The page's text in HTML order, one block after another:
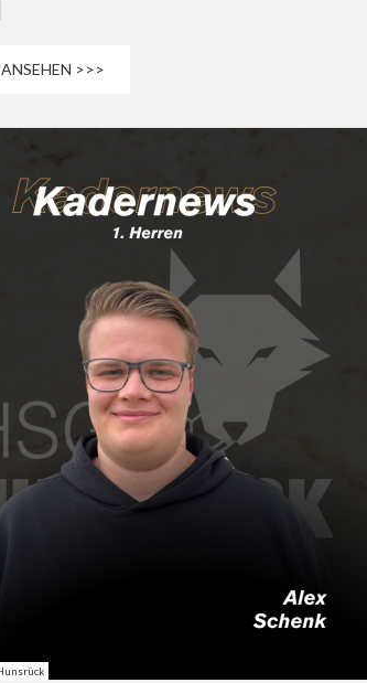
>>>